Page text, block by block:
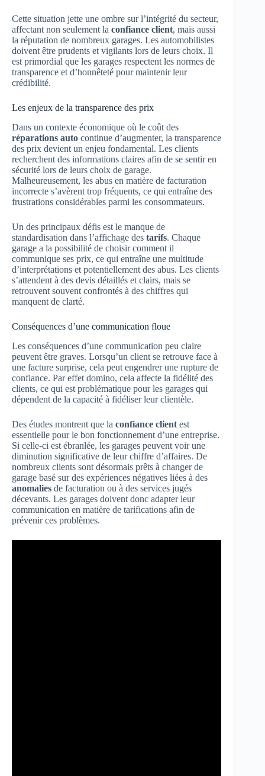
Cette situation jette une ombre sur l’intégrité du secteur,
affectant non seulement la confiance client, mais aussi
la réputation de nombreux garages. Les automobilistes
doivent être prudents et vigilants lors de leurs choix. Il
est primordial que les garages respectent les normes de
transparence et d’honnêteté pour maintenir leur
crédibilité.
Les enjeux de la transparence des prix
Dans un contexte économique où le coût des
réparations auto continue d’augmenter, la transparence
des prix devient un enjeu fondamental. Les clients
recherchent des informations claires afin de se sentir en
sécurité lors de leurs choix de garage.
Malheureusement, les abus en matière de facturation
incorrecte s’avèrent trop fréquents, ce qui entraîne des
frustrations considérables parmi les consommateurs.
Un des principaux défis est le manque de
standardisation dans l’affichage des tarifs. Chaque
garage a la possibilité de choisir comment il
communique ses prix, ce qui entraîne une multitude
d’interprétations et potentiellement des abus. Les clients
s’attendent à des devis détaillés et clairs, mais se
retrouvent souvent confrontés à des chiffres qui
manquent de clarté.
Conséquences d’une communication floue
Les conséquences d’une communication peu claire
peuvent être graves. Lorsqu’un client se retrouve face à
une facture surprise, cela peut engendrer une rupture de
confiance. Par effet domino, cela affecte la fidélité des
clients, ce qui est problématique pour les garages qui
dépendent de la capacité à fidéliser leur clientèle.
Des études montrent que la confiance client est
essentielle pour le bon fonctionnement d’une entreprise.
Si celle-ci est ébranlée, les garages peuvent voir une
diminution significative de leur chiffre d’affaires. De
nombreux clients sont désormais prêts à changer de
garage basé sur des expériences négatives liées à des
anomalies de facturation ou à des services jugés
décevants. Les garages doivent donc adapter leur
communication en matière de tarifications afin de
prévenir ces problèmes.